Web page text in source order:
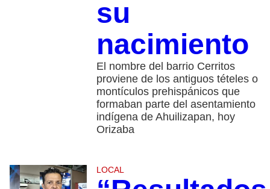
su
nacimiento
El nombre del barrio Cerritos
proviene de los antiguos tételes o
montículos prehispánicos que
formaban parte del asentamiento
indígena de Ahuilizapan, hoy
Orizaba
LOCAL